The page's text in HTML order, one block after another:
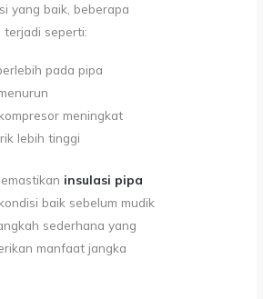
yang baik, beberapa
terjadi seperti:
pada pipa
meningkat
lebih tinggi
insulasi pipa
baik sebelum mudik
sederhana yang
manfaat jangka